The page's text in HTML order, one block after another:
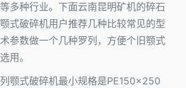
多种行业。下面云南昆明矿机的碎石
式破碎机用户推荐几种比较常见的型
参数做一个几种罗列，方便个旧颚式
用。
颚式破碎机最小规格是PE150×250